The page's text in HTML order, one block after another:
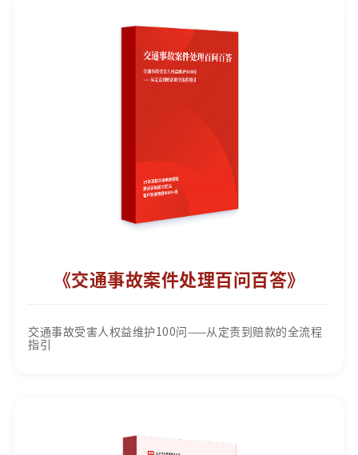
《交通事故案件处理百问百答》
交通事故受害人权益维护100问——从定责到赔款的全流程
指引